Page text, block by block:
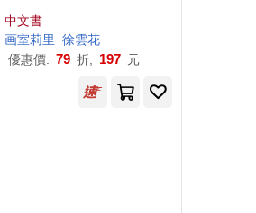
奇絲卡‧畢爾曼（Franziska Biermann）
中文書
画室莉里
徐雲花
優惠價: 79 折, 197 元